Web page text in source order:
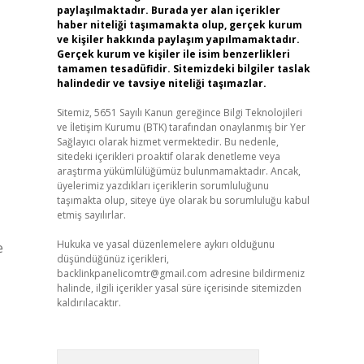
paylaşılmaktadır. Burada yer alan içerikler
haber niteliği taşımamakta olup, gerçek kurum
ve kişiler hakkında paylaşım yapılmamaktadır.
Gerçek kurum ve kişiler ile isim benzerlikleri
tamamen tesadüfidir. Sitemizdeki bilgiler taslak
halindedir ve tavsiye niteliği taşımazlar.
Sitemiz, 5651 Sayılı Kanun gereğince Bilgi Teknolojileri
ve İletişim Kurumu (BTK) tarafından onaylanmış bir Yer
Sağlayıcı olarak hizmet vermektedir. Bu nedenle,
sitedeki içerikleri proaktif olarak denetleme veya
araştırma yükümlülüğümüz bulunmamaktadır. Ancak,
üyelerimiz yazdıkları içeriklerin sorumluluğunu
taşımakta olup, siteye üye olarak bu sorumluluğu kabul
etmiş sayılırlar.
Hukuka ve yasal düzenlemelere aykırı olduğunu
düşündüğünüz içerikleri,
backlinkpanelicomtr@gmail.com adresine bildirmeniz
halinde, ilgili içerikler yasal süre içerisinde sitemizden
kaldırılacaktır.